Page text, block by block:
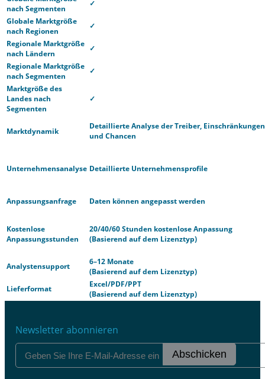
nach Segmenten
✓
Globale Marktgröße
nach Regionen
✓
Regionale Marktgröße
nach Ländern
✓
Regionale Marktgröße
nach Segmenten
✓
Marktgröße des
Landes nach
Segmenten
✓
Marktdynamik
Detaillierte Analyse der Treiber, Einschränkungen
und Chancen
Unternehmensanalyse Detaillierte Unternehmensprofile
Anpassungsanfrage Daten können angepasst werden
Kostenlose
Anpassungsstunden
20/40/60 Stunden kostenlose Anpassung
(Basierend auf dem Lizenztyp)
Analystensupport
6–12 Monate
(Basierend auf dem Lizenztyp)
Lieferformat
Excel/PDF/PPT
(Basierend auf dem Lizenztyp)
Newsletter abonnieren
Abschicken